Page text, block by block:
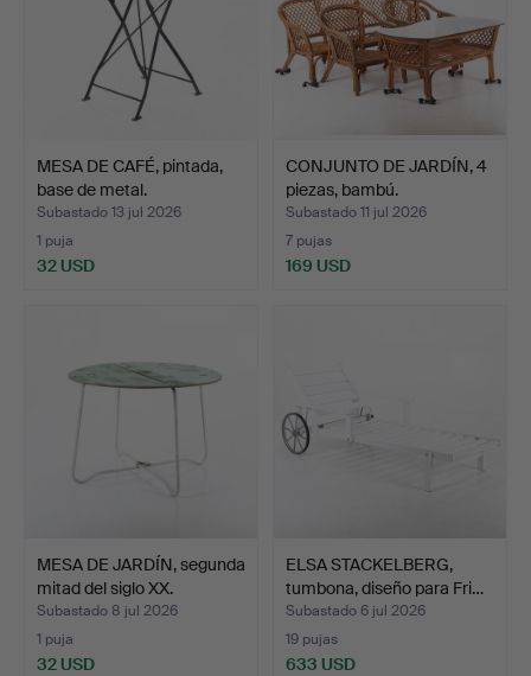
MESA DE CAFÉ, pintada,
base de metal.
Subastado 13 jul 2026
1 puja
32 USD
CONJUNTO DE JARDÍN, 4
piezas, bambú.
Subastado 11 jul 2026
7 pujas
169 USD
MESA DE JARDÍN, segunda
mitad del siglo XX.
Subastado 8 jul 2026
1 puja
32 USD
ELSA STACKELBERG,
tumbona, diseño para Fri…
Subastado 6 jul 2026
19 pujas
633 USD